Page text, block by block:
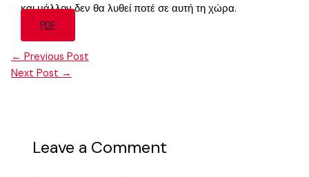
και μάλλον δεν θα λυθεί ποτέ σε αυτή τη χώρα.
PDF
← Previous Post
Next Post →
Leave a Comment